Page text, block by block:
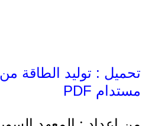
تحميل : توليد الطاقة
مستدام PDF